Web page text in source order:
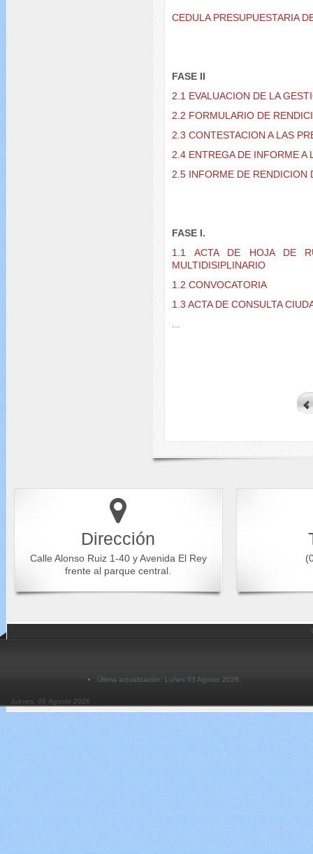
CEDULA PRESUPUESTARIA
FASE II
2.1 EVALUACION DE LA
2.2 FORMULARIO DE
2.3 CONTESTACION A LAS
2.4 ENTREGA DE INFORME A
2.5 INFORME DE RENDICION
FASE I.
1.1 ACTA DE HOJA DE
MULTIDISIPLINARIO
1.2 CONVOCATORIA
1.3 ACTA DE CONSULTA
Dirección
Calle Alonso Ruiz 1-40 y Avenida El Rey
frente al parque central.
Última actualización: Lunes 03 Agosto 2026.
Jueves, 06 Agosto 2026